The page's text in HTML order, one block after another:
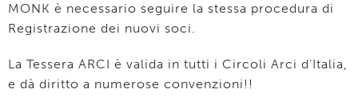
MONK è necessario seguire la stessa procedura di
Registrazione dei nuovi soci.
La Tessera ARCI è valida in tutti i Circoli Arci d'Italia,
e dà diritto a numerose convenzioni!!